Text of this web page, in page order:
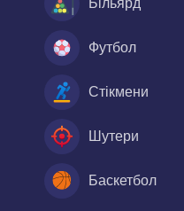
Футбол
Стікмени
Шутери
Баскетбол